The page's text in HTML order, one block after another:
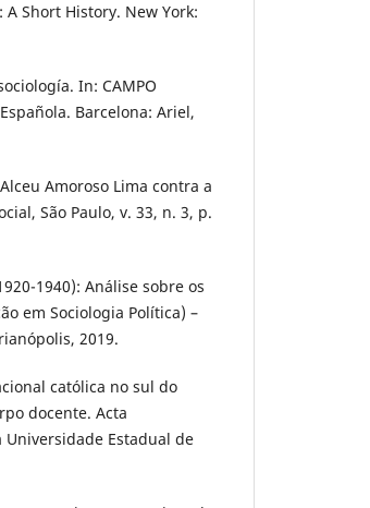
A Short History. New York:
In: CAMPO
Barcelona: Ariel,
Amoroso Lima contra a
São Paulo, v. 33, n. 3, p.
1940): Análise sobre os
em Sociologia Política) –
2019.
católica no sul do
docente. Acta
Estadual de